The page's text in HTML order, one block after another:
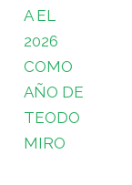
A EL
2026
COMO
AÑO DE
TEODO
MIRO